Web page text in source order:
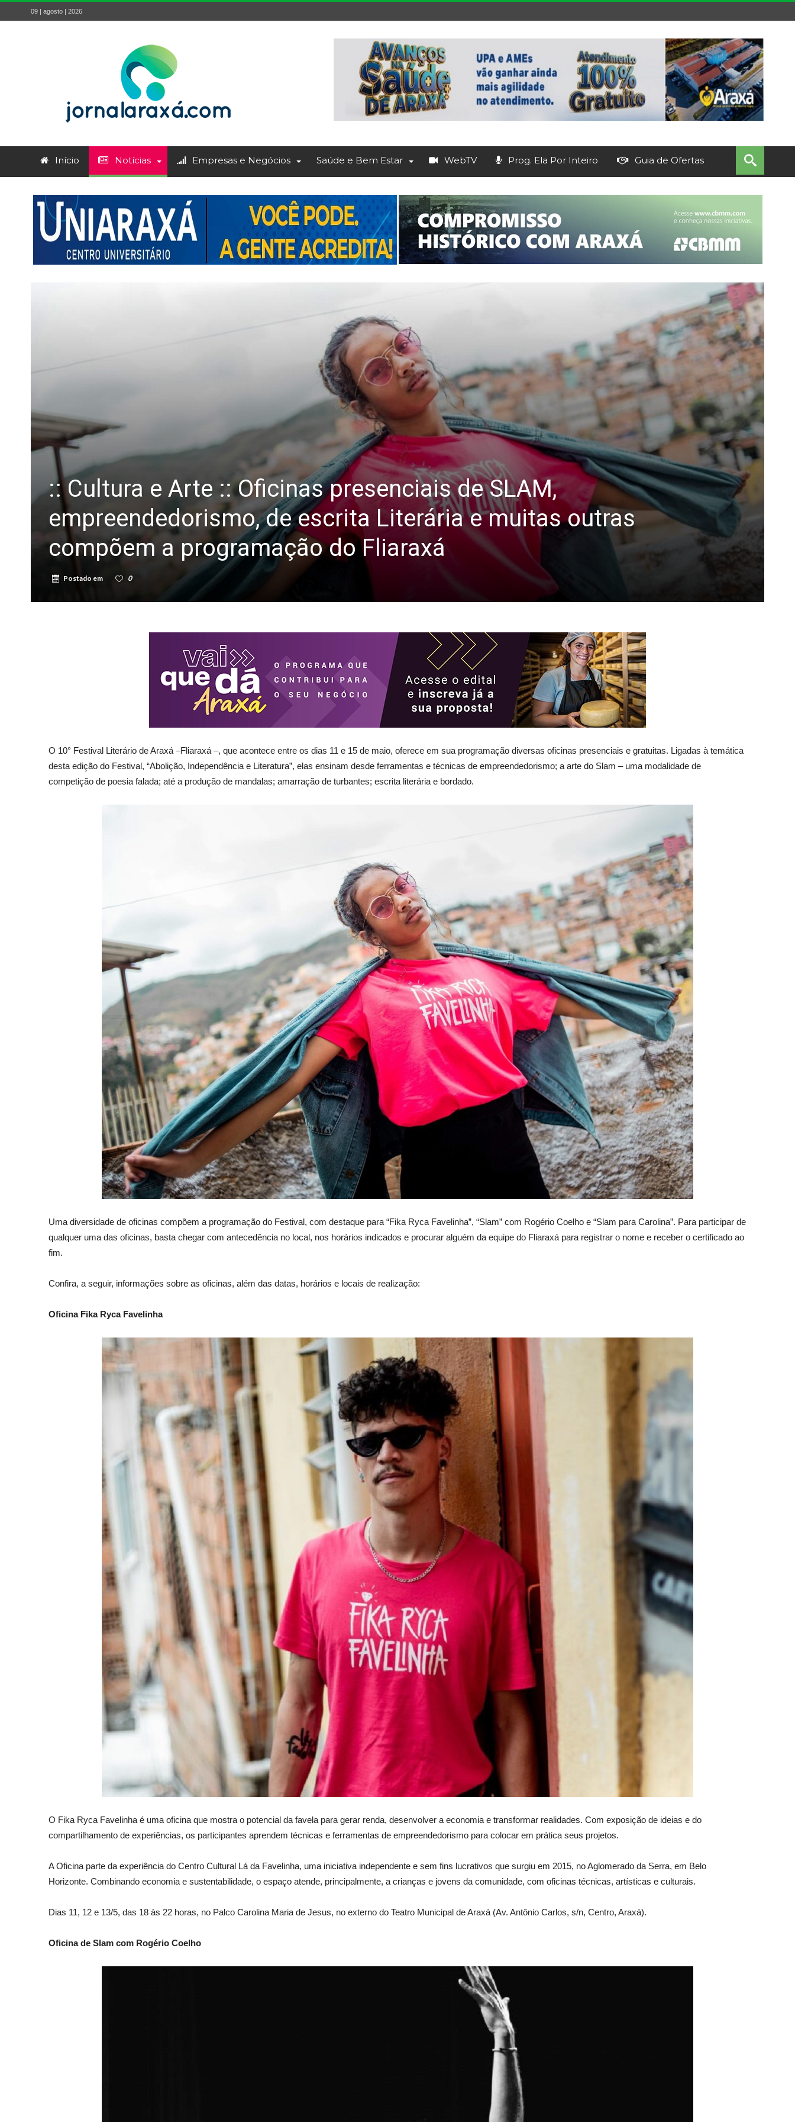
09 | agosto | 2026
Início Notícias Empresas e Negócios Saúde e Bem Estar WebTV Prog. Ela Por Inteiro Guia de Ofertas
:: Cultura e Arte :: Oficinas presenciais de SLAM,
empreendedorismo, de escrita Literária e muitas outras
compõem a programação do Fliaraxá
Postado em 0
O 10° Festival Literário de Araxá –Fliaraxá –, que acontece entre os dias 11 e 15 de maio, oferece em sua programação diversas oficinas presenciais e gratuitas. Ligadas à temática
desta edição do Festival, “Abolição, Independência e Literatura”, elas ensinam desde ferramentas e técnicas de empreendedorismo; a arte do Slam – uma modalidade de
competição de poesia falada; até a produção de mandalas; amarração de turbantes; escrita literária e bordado.
Uma diversidade de oficinas compõem a programação do Festival, com destaque para “Fika Ryca Favelinha”, “Slam” com Rogério Coelho e “Slam para Carolina”. Para participar de
qualquer uma das oficinas, basta chegar com antecedência no local, nos horários indicados e procurar alguém da equipe do Fliaraxá para registrar o nome e receber o certificado ao
fim.
Confira, a seguir, informações sobre as oficinas, além das datas, horários e locais de realização:
Oficina Fika Ryca Favelinha
O Fika Ryca Favelinha é uma oficina que mostra o potencial da favela para gerar renda, desenvolver a economia e transformar realidades. Com exposição de ideias e do
compartilhamento de experiências, os participantes aprendem técnicas e ferramentas de empreendedorismo para colocar em prática seus projetos.
A Oficina parte da experiência do Centro Cultural Lá da Favelinha, uma iniciativa independente e sem fins lucrativos que surgiu em 2015, no Aglomerado da Serra, em Belo
Horizonte. Combinando economia e sustentabilidade, o espaço atende, principalmente, a crianças e jovens da comunidade, com oficinas técnicas, artísticas e culturais.
Dias 11, 12 e 13/5, das 18 às 22 horas, no Palco Carolina Maria de Jesus, no externo do Teatro Municipal de Araxá (Av. Antônio Carlos, s/n, Centro, Araxá).
Oficina de Slam com Rogério Coelho